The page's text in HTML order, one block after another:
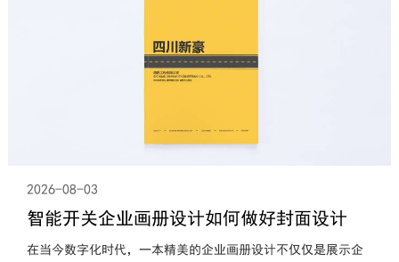
形象的认知和喜好存在差
2026-08-03
智能开关企业画册设计如何做好封面设计
在当今数字化时代，一本精美的企业画册设计不仅仅是展示企